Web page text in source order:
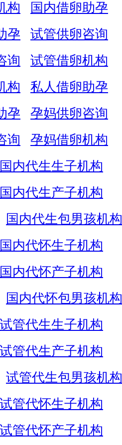
构
国内借卵助孕
孕
试管供卵咨询
询
试管借卵机构
构
私人借卵助孕
孕
孕妈供卵咨询
询
孕妈借卵机构
国内代生生子机构
国内代生产子机构
国内代生包男孩机构
国内代怀生子机构
国内代怀产子机构
国内代怀包男孩机构
试管代生生子机构
试管代生产子机构
试管代生包男孩机构
试管代怀生子机构
试管代怀产子机构